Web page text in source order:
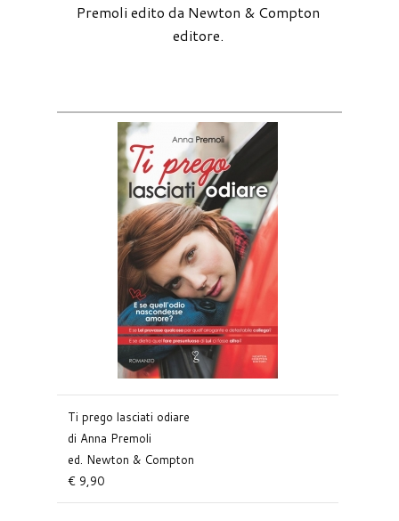
Premoli edito da Newton & Compton
editore.
Ti prego lasciati odiare
di Anna Premoli
ed. Newton & Compton
€ 9,90